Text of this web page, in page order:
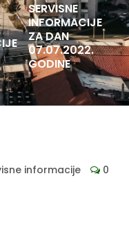
SERVISNE
INFORMACIJE
ZA DAN
07.07.2022.
GODINE
informacije 0